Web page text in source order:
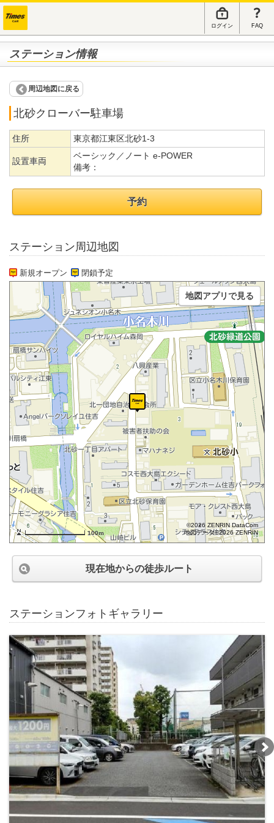
ログイン FAQ
ステーション情報
周辺地図に戻る
北砂クローバー駐車場
住所 東京都江東区北砂1-3
設置車両
ベーシック／ノート e-POWER
備考：
予約
ステーション周辺地図
新規オープン 閉鎖予定
100m
©2026 ZENRIN DataCom
地図データ©2026 ZENRIN
地図アプリで見る
現在地からの徒歩ルート
ステーションフォトギャラリー